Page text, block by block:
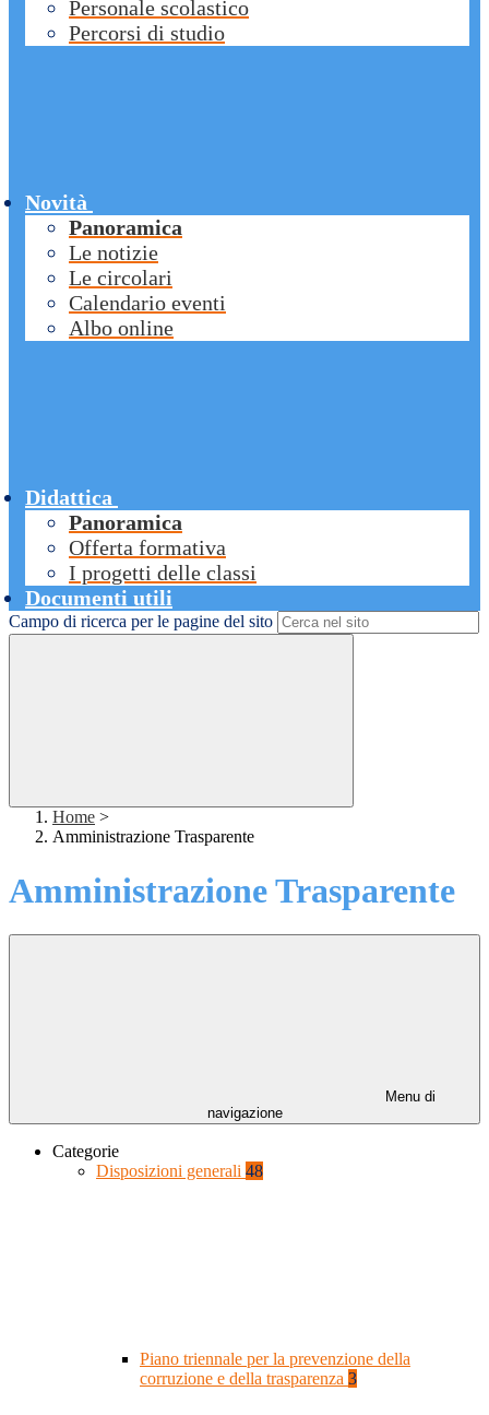
Personale scolastico
Percorsi di studio
Novità
Panoramica
Le notizie
Le circolari
Calendario eventi
Albo online
Didattica
Panoramica
Offerta formativa
I progetti delle classi
Documenti utili
Campo di ricerca per le pagine del sito
Home >
Amministrazione Trasparente
Amministrazione Trasparente
Menu di
navigazione
Categorie
Disposizioni generali 48
Piano triennale per la prevenzione della
corruzione e della trasparenza 3